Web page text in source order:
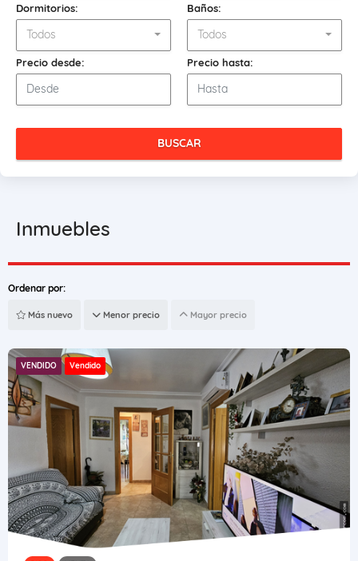
Dormitorios:
Todos
Baños:
Todos
Precio desde: Precio hasta:
BUSCAR
Inmuebles
Ordenar por:
Más nuevo Menor precio Mayor precio
VENDIDO Vendido